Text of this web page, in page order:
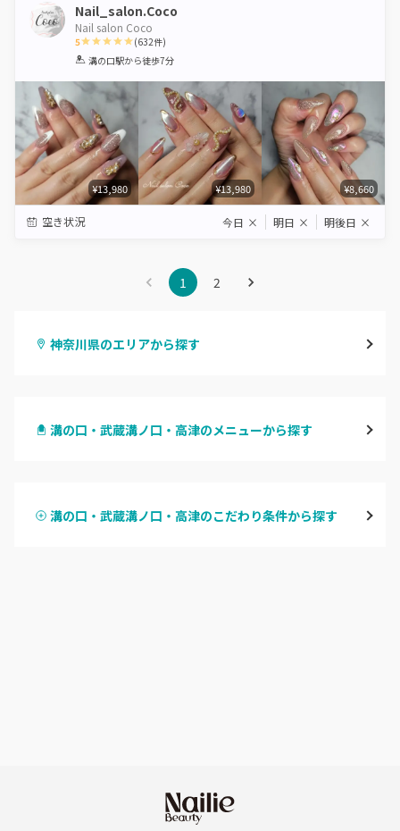
Nail_salon.Coco
Nail salon Coco
5
1 2 3 4 5
(632件)
溝の口駅から徒歩7分
¥13,980 ¥13,980 ¥8,660
空き状況 今日 × 明日 × 明後日 ×
1 2
神奈川県のエリアから探す
川崎
溝の口・武蔵溝ノ口・高津のメニューから探す
ハンドスカルプ
溝の口・武蔵溝ノ口・高津のこだわり条件から探す